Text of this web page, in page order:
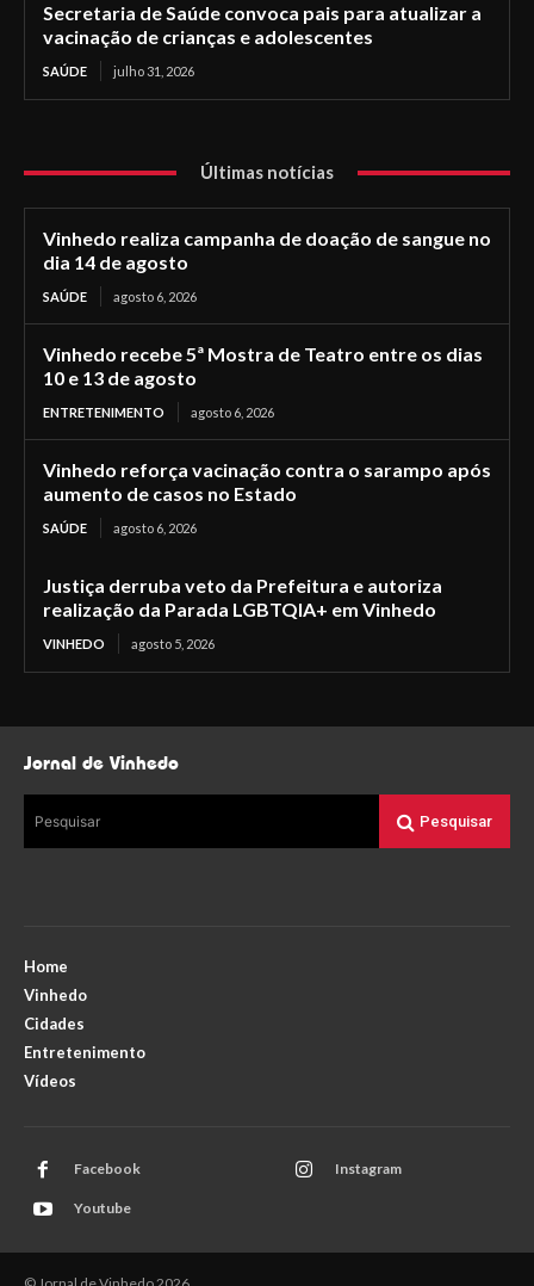
Secretaria de Saúde convoca pais para atualizar a
vacinação de crianças e adolescentes
SAÚDE julho 31, 2026
Últimas notícias
Vinhedo realiza campanha de doação de sangue no
dia 14 de agosto
SAÚDE agosto 6, 2026
Vinhedo recebe 5ª Mostra de Teatro entre os dias
10 e 13 de agosto
ENTRETENIMENTO agosto 6, 2026
Vinhedo reforça vacinação contra o sarampo após
aumento de casos no Estado
SAÚDE agosto 6, 2026
Justiça derruba veto da Prefeitura e autoriza
realização da Parada LGBTQIA+ em Vinhedo
VINHEDO agosto 5, 2026
Jornal de Vinhedo
Pesquisar Pesquisar
Home
Vinhedo
Cidades
Entretenimento
Vídeos
Facebook Instagram
Youtube